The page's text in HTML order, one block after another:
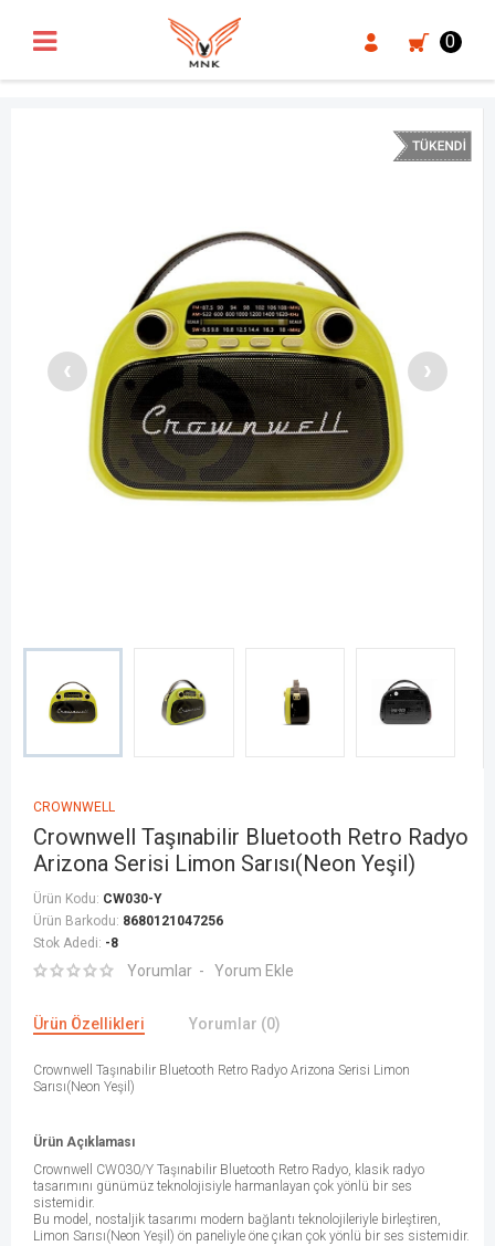
0
CROWNWELL
Crownwell Taşınabilir Bluetooth Retro Radyo
Arizona Serisi Limon Sarısı(Neon Yeşil)
Ürün Kodu: CW030-Y
Ürün Barkodu: 8680121047256
Stok Adedi: -8
Yorumlar Yorum Ekle
Ürün Özellikleri Yorumlar (0)
Crownwell Taşınabilir Bluetooth Retro Radyo Arizona Serisi Limon
Sarısı(Neon Yeşil)
Ürün Açıklaması
Crownwell CW030/Y Taşınabilir Bluetooth Retro Radyo, klasik radyo
tasarımını günümüz teknolojisiyle harmanlayan çok yönlü bir ses
sistemidir.
Bu model, nostaljik tasarımı modern bağlantı teknolojileriyle birleştiren,
Limon Sarısı(Neon Yeşil) ön paneliyle öne çıkan çok yönlü bir ses sistemidir.